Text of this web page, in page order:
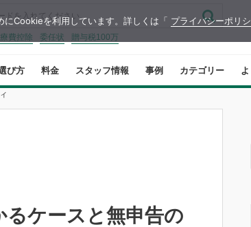
療費控除 委任状 贈与税100万
び方 料金 スタッフ情報 事例 カテゴリー
ケースと無申告の
にCookieを利用しています。詳しくは「 プライバシーポリ